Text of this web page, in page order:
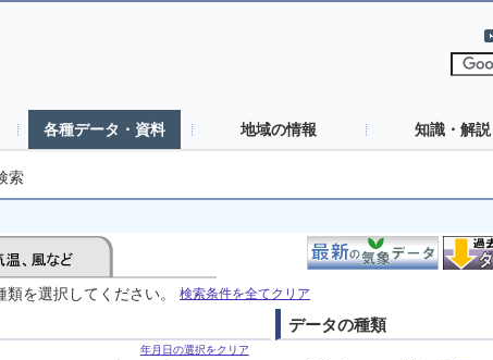
各種データ・資料 地域の情報 知識・解説
索
を選択してください。 検索条件を全てクリア
年月日の選択をクリア
データの種類